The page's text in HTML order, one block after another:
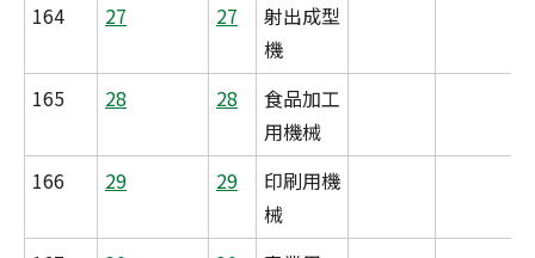
164 27 27
射出成型
機
165 28 28
食品加工
用機械
166 29 29
印刷用機
械